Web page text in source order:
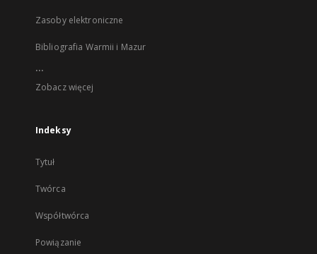
Zasoby elektroniczne
Bibliografia Warmii i Mazur
...
Zobacz więcej
Indeksy
Tytuł
Twórca
Współtwórca
Powiązanie